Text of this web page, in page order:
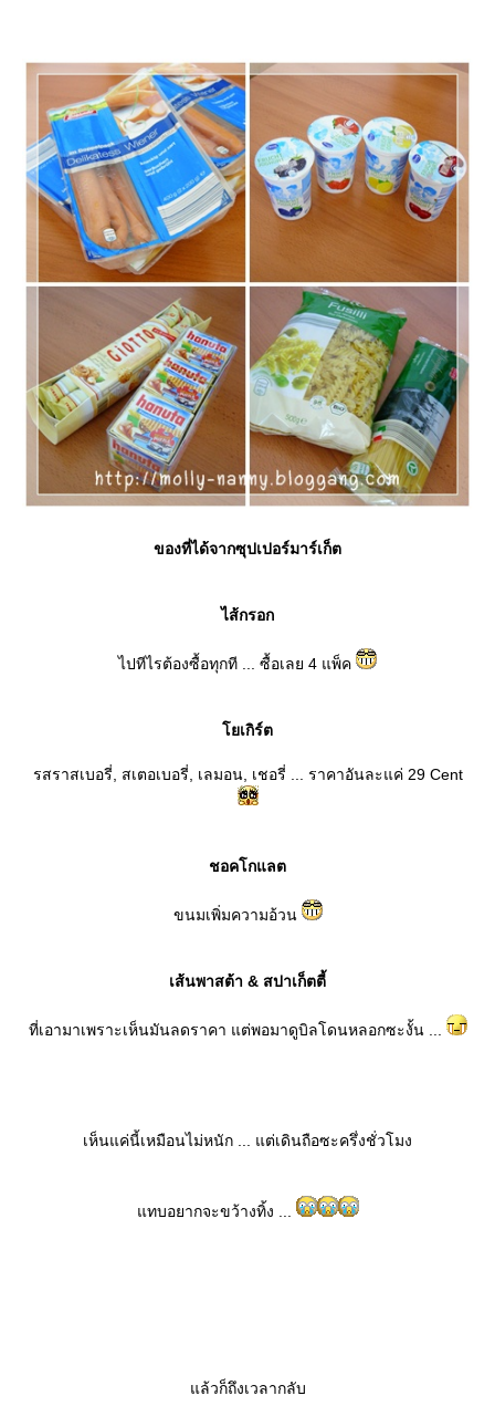
ของที่ได้จากซุปเปอร์มาร์เก็ต
ไส้กรอก
ไปทีไรต้องซื้อทุกที ... ซื้อเลย 4 แพ็ค
เกิร์ต
รสราสเบอรี่, สเตอเบอรี่, เลมอน, เชอรี่ ... ราคาอันละแค่ 29 Cent
ชอคโกแลต
ขนมเพิ่มความอ้วน
เส้นพาสต้า & สปาเก็ตตี้
ที่เอามาเพราะเห็นมันลดราคา แต่พอมาดูบิลโดนหลอกซะงั้น ...
เห็นแค่นี้เหมือนไม่หนัก ... แต่เดินถือซะครึ่งชั่วโมง
ทบอยากจะขว้างทิ้ง ...
ล้วก็ถึงเวลากลับ